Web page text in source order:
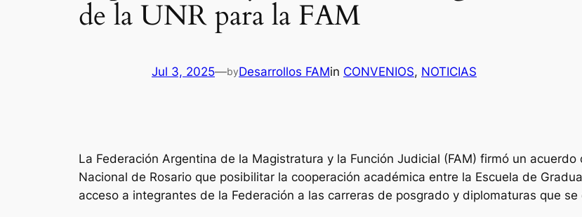
de la UNR para la FAM
Jul 3, 2025—byDesarrollos FAMin CONVENIOS, NOTICIAS
La Federación Argentina de la Magistratura y la Función Judicial (FAM) firmó un
Nacional de Rosario que posibilitar la cooperación académica entre la Escuela de
acceso a integrantes de la Federación a las carreras de posgrado y diplomaturas que